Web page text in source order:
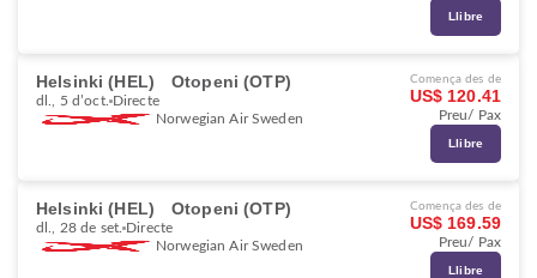
Llibre
Helsinki (HEL) Otopeni (OTP)
dl., 5 d’oct. Directe
Norwegian Air Sweden
Comença des de
US$ 120.41
Preu/ Pax
Llibre
Helsinki (HEL) Otopeni (OTP)
dl., 28 de set. Directe
Norwegian Air Sweden
Comença des de
US$ 169.59
Preu/ Pax
Llibre